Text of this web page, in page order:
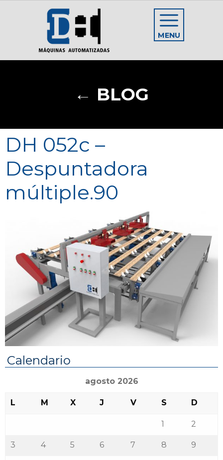
MENU
← BLOG
DH 052c –
Despuntadora
múltiple.90
Calendario
agosto 2026
L M X J V S D
1 2
3 4 5 6 7 8 9